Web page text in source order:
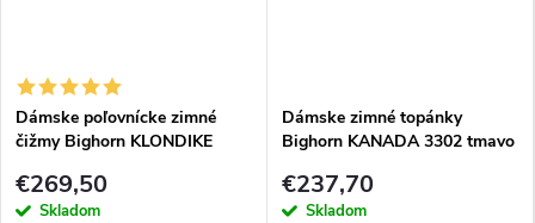
Dámske poľovnícke zimné
čižmy Bighorn KLONDIKE
€269,50
Skladom
Dámske zimné topánky
Bighorn KANADA 3302 tmavo
€237,70
Skladom